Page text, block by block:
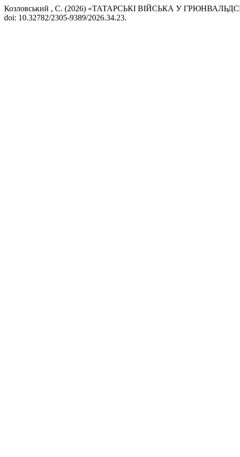
Козловський , С. (2026) «ТАТАРСЬКІ ВІЙСЬКА У
doi: 10.32782/2305-9389/2026.34.23.